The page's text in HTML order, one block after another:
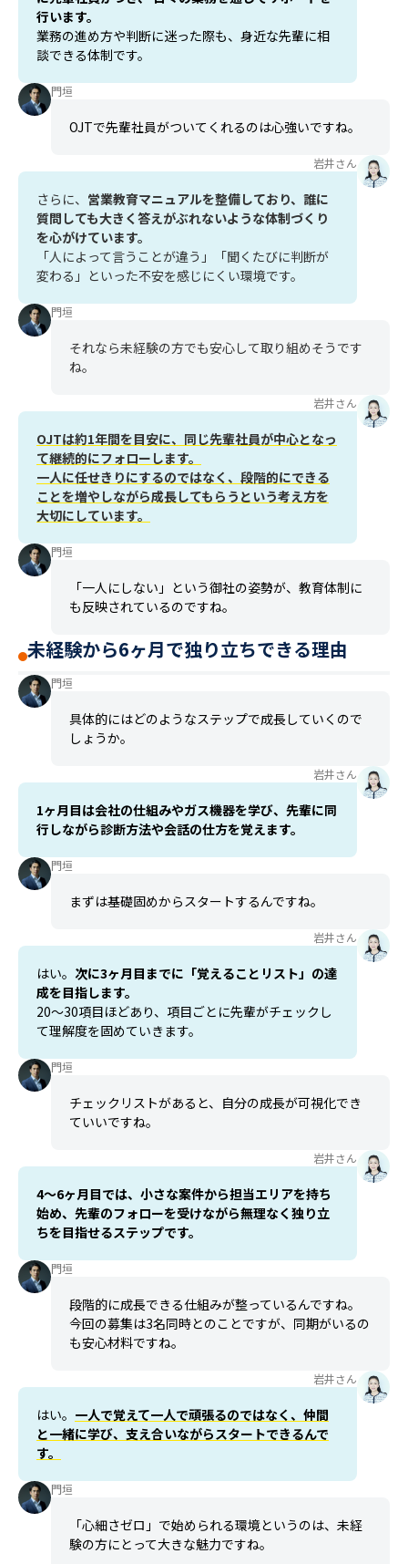
行います。
業務の進め方や判断に迷った際も、身近な先輩に相
談できる体制です。
門垣
OJTで先輩社員がついてくれるのは心強いですね。
岩井さん
さらに、 営業教育マニュアルを整備しており、誰に
質問しても大きく答えがぶれないような体制づくり
を心がけています。
「人によって言うことが違う」「聞くたびに判断が
変わる」といった不安を感じにくい環境です。
門垣
それなら未経験の方でも安心して取り組めそうです
ね。
岩井さん
OJTは約1年間を目安に、同じ先輩社員が中心となっ
て継続的にフォローします。
一人に任せきりにするのではなく、段階的にできる
ことを増やしながら成長してもらうという考え方を
大切にしています。
門垣
「一人にしない」という御社の姿勢が、教育体制に
も反映されているのですね。
未経験から6ヶ月で独り立ちできる理由
門垣
具体的にはどのようなステップで成長していくので
しょうか。
岩井さん
1ヶ月目は会社の仕組みやガス機器を学び、先輩に同
行しながら診断方法や会話の仕方を覚えます。
門垣
まずは基礎固めからスタートするんですね。
岩井さん
はい。 次に3ヶ月目までに「覚えることリスト」の達
成を目指します。
20〜30項目ほどあり、項目ごとに先輩がチェックし
て理解度を固めていきます。
門垣
チェックリストがあると、自分の成長が可視化でき
ていいですね。
岩井さん
4〜6ヶ月目では、小さな案件から担当エリアを持ち
始め、先輩のフォローを受けながら無理なく独り立
ちを目指せるステップです。
門垣
段階的に成長できる仕組みが整っているんですね。
今回の募集は3名同時とのことですが、同期がいるの
も安心材料ですね。
岩井さん
はい。 一人で覚えて一人で頑張るのではなく、仲間
と一緒に学び、支え合いながらスタートできるんで
す。
門垣
「心細さゼロ」で始められる環境というのは、未経
験の方にとって大きな魅力ですね。